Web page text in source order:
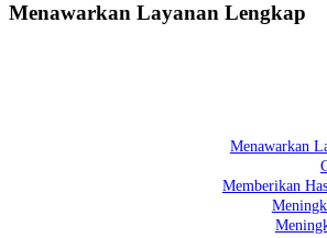
Menawarkan Layanan Lengkap
Menawarkan
Memberikan